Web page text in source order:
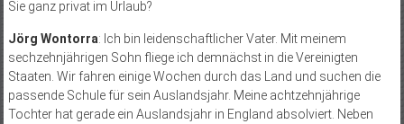
Sie ganz privat im Urlaub?
Jörg Wontorra: Ich bin leidenschaftlicher Vater. Mit meinem
sechzehnjährigen Sohn fliege ich demnächst in die Vereinigten
Staaten. Wir fahren einige Wochen durch das Land und suchen die
passende Schule für sein Auslandsjahr. Meine achtzehnjährige
Tochter hat gerade ein Auslandsjahr in England absolviert. Neben